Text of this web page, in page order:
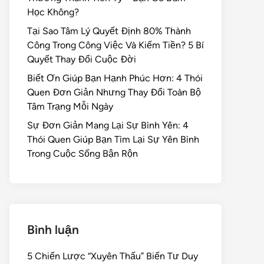
Học Không?
Tại Sao Tâm Lý Quyết Định 80% Thành
Công Trong Công Việc Và Kiếm Tiền? 5 Bí
Quyết Thay Đổi Cuộc Đời
Biết Ơn Giúp Bạn Hạnh Phúc Hơn: 4 Thói
Quen Đơn Giản Nhưng Thay Đổi Toàn Bộ
Tâm Trạng Mỗi Ngày
Sự Đơn Giản Mang Lại Sự Bình Yên: 4
Thói Quen Giúp Bạn Tìm Lại Sự Yên Bình
Trong Cuộc Sống Bận Rộn
Bình luận
5 Chiến Lược “Xuyên Thấu” Biến Tư Duy